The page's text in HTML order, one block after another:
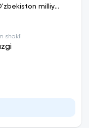
milliy
shakli